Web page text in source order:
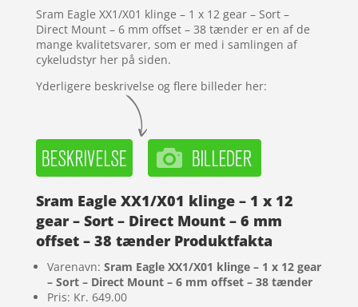
mmelser
Sram Eagle XX1/X01 klinge – 1 x 12 gear – Sort –
Direct Mount – 6 mm offset – 38 tænder er en af de
mange kvalitetsvarer, som er med i samlingen af
cykeludstyr her på siden.
Yderligere beskrivelse og flere billeder her:
Sram Eagle XX1/X01 klinge – 1 x 12
gear – Sort – Direct Mount – 6 mm
offset – 38 tænder Produktfakta
Varenavn: Sram Eagle XX1/X01 klinge – 1 x 12 gear
– Sort – Direct Mount – 6 mm offset – 38 tænder
Pris: Kr. 649.00